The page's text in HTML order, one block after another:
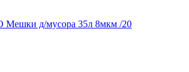
д/мусора 35л 8мкм /20